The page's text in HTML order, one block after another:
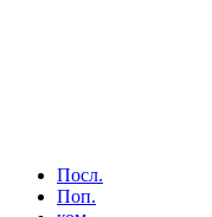
Посл.
Поп.